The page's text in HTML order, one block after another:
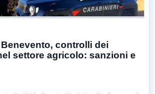
controlli dei
settore agricolo: sanzioni e